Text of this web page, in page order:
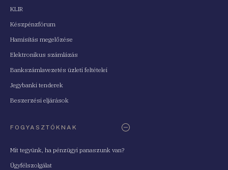
KLIR
Készpénzfórum
Hamisítás megelőzése
Elektronikus számlázás
Bankszámlavezetés üzleti feltételei
Jegybanki tenderek
Beszerzési eljárások
FOGYASZTÓKNAK
Mit tegyünk, ha pénzügyi panaszunk van?
Ügyfélszolgálat